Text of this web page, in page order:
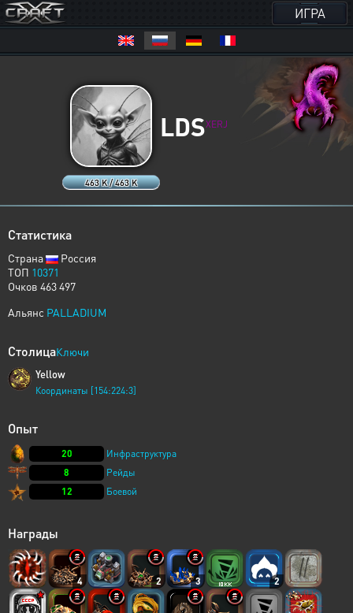
ИГРА
463 K / 463 K
LDSXERJ
Статистика
Страна
Россия
ТОП 10371
Очков 463 497
Альянс PALLADIUM
СтолицаКлючи
Yellow
Координаты [154:224:3]
Опыт
20
Инфраструктура
8
Рейды
12
Боевой
Награды
4 2 3 2